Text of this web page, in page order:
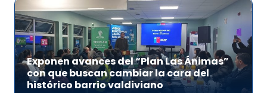
Exponen avances del “Plan Las Ánimas”
con que buscan cambiar la cara del
histórico barrio valdiviano